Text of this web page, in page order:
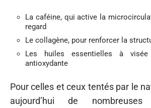
La caféine, qui active la
regard
Le collagène, pour renforcer la
Les huiles essentielles à
antioxydante
Pour celles et ceux tentés par le
aujourd’hui de nombreuses